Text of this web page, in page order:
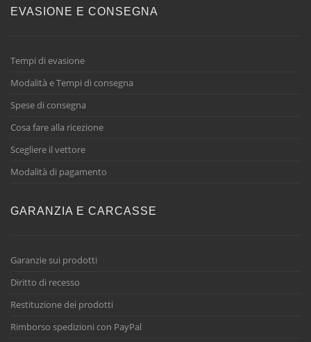
EVASIONE E CONSEGNA
Tempi di evasione
Modalità e Tempi di consegna
Spese di consegna
Cosa fare alla ricezione
Scegliere il vettore
Modalità di pagamento
GARANZIA E CARCASSE
Garanzie sui prodotti
Diritto di recesso
Restituzione dei prodotti
Rimborso spedizioni con PayPal